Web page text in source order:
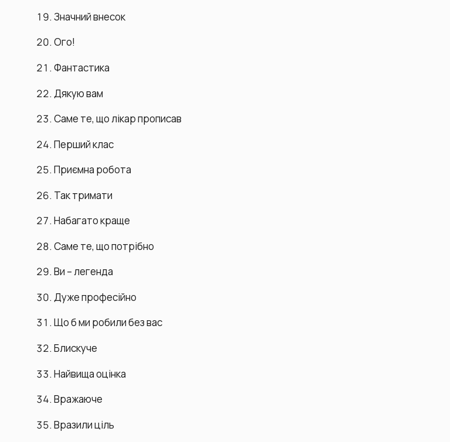
Значний внесок
Ого!
Фантастика
Дякую вам
Саме те, що лікар прописав
Перший клас
Приємна робота
Так тримати
Набагато краще
Саме те, що потрібно
Ви – легенда
Дуже професійно
Що б ми робили без вас
Блискуче
Найвища оцінка
Вражаюче
Вразили ціль